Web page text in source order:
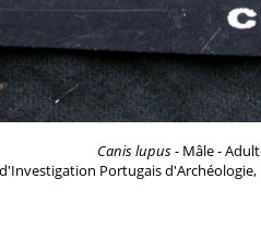
Canis lupus- Mâle -
Portugais